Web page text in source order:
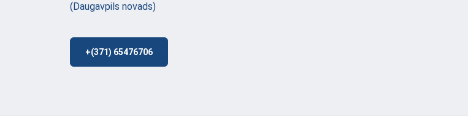
(Daugavpils novads)
+(371) 65476706